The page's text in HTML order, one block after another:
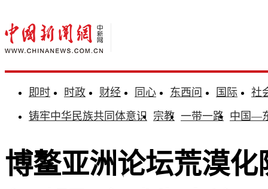
即时 时政 财经 同心 东西问 国际
社
铸牢中华民族共同体意识 宗教 一带一路 中国—
博鳌亚洲论坛荒漠